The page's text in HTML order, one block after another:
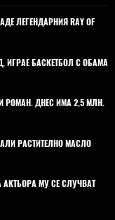
ЛЕГЕНДАРНИЯ RAY OF
ИГРАЕ БАСКЕТБОЛ С ОБАМА
РОМАН. ДНЕС ИМА 2,5 МЛН.
РАСТИТЕЛНО МАСЛО
АКТЬОРА МУ СЕ СЛУЧВАТ